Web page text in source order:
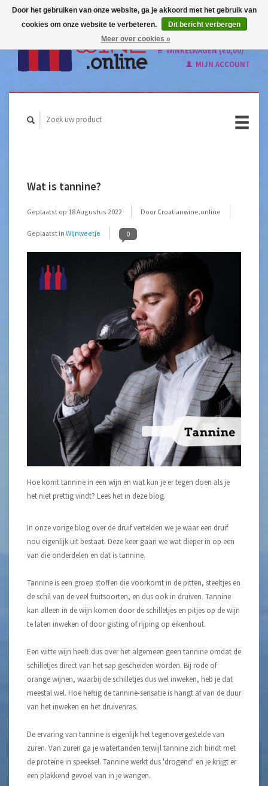
Nederlands
WINKELWAGEN (€0,00)
MIJN ACCOUNT
Wat is tannine?
Geplaatst op 18 Augustus 2022 Door Croatianwine.online
Geplaatst in Wijnweetje 0
Hoe komt tannine in een wijn en wat kun je er tegen doen als je
het niet prettig vindt? Lees het in deze blog.
In onze vorige blog over de druif vertelden we je waar een druif
nou eigenlijk uit bestaat. Deze keer gaan we wat dieper in op een
van die onderdelen en dat is tannine.
Tannine is een groep stoffen die voorkomt in de pitten, steeltjes en
de schil van de veel fruitsoorten, en dus ook in druiven. Tannine
kan alleen in de wijn komen door de schilletjes en pitjes op de wijn
te laten inweken of door gisting of rijping op eikenhout.
Een witte wijn heeft dus over het algemeen geen tannine omdat de
schilletjes direct van het sap gescheiden worden. Bij rode of
orange wijnen, waarbij de schilletjes dus wel inweken, heb je dat
meestal wel. Hoe heftig de tannine-sensatie is hangt af van de duur
van het inweken en het druivenras.
De ervaring van tannine is eigenlijk het tegenovergestelde van
zuren. Van zuren ga je watertanden terwijl tannine zich bindt met
de proteïne in speeksel. Tannine werkt dus 'drogend' en je krijgt er
een plakkend gevoel van in je wangen.
Door het gebruiken van onze website, ga je akkoord met het gebruik van
cookies om onze website te verbeteren.
Dit bericht verbergen
Meer over cookies »